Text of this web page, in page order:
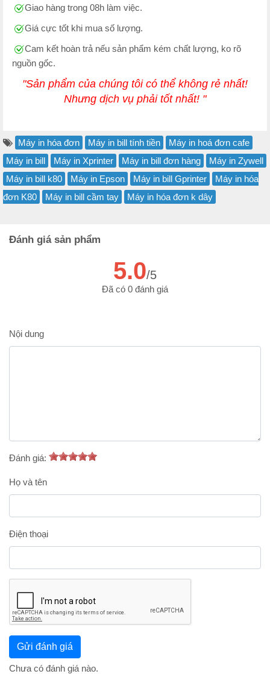
Giao hàng trong 08h làm việc.
Giá cực tốt khi mua số lượng.
Cam kết hoàn trả nếu sản phẩm kém chất lượng, ko rõ
nguồn gốc.
"Sản phẩm của chúng tôi có thể không rẻ nhất!
Nhưng dịch vụ phải tốt nhất! "
Máy in hóa đơn Máy in bill tính tiền
Máy in hoá đơn cafe
Máy in bill
Máy in Xprinter Máy in bill đơn hàng
Máy in Zywell
Máy in bill k80
Máy in Epson Máy in bill Gprinter
Máy in hóa
đơn K80
Máy in bill cầm tay Máy in hóa đơn k dây
Đánh giá sản phẩm
5.0/5
Đã có 0 đánh giá
Nội dung
Đánh giá:
Họ và tên
Điện thoại
Chưa có đánh giá nào.